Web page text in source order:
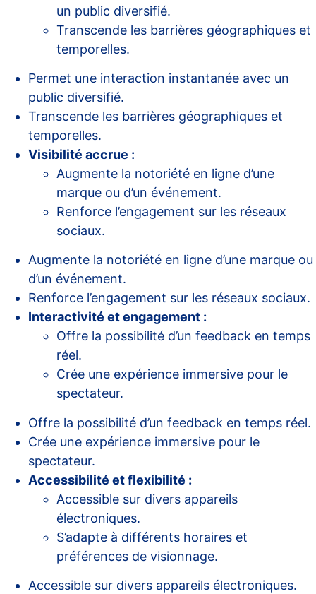
un public diversifié.
Transcende les barrières géographiques et
temporelles.
Permet une interaction instantanée avec un
public diversifié.
Transcende les barrières géographiques et
temporelles.
Visibilité accrue :
Augmente la notoriété en ligne d’une
marque ou d’un événement.
Renforce l’engagement sur les réseaux
sociaux.
Augmente la notoriété en ligne d’une marque ou
d’un événement.
Renforce l’engagement sur les réseaux sociaux.
Interactivité et engagement :
Offre la possibilité d’un feedback en temps
réel.
Crée une expérience immersive pour le
spectateur.
Offre la possibilité d’un feedback en temps réel.
Crée une expérience immersive pour le
spectateur.
Accessibilité et flexibilité :
Accessible sur divers appareils
électroniques.
S’adapte à différents horaires et
préférences de visionnage.
Accessible sur divers appareils électroniques.